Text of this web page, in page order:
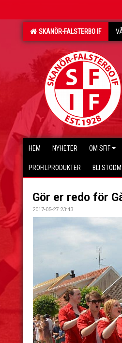
SKANÖR-FALSTERBO IF
HEM NYHETER OM SFIF
PROFILPRODUKTER BLI
Gör er redo för
2017-05-27 23:43